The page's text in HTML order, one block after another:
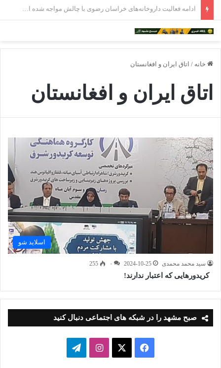
تعطیلی ۳۰۰ رستوران در مشهد؛ ۲ هزار نفر بیکار شدند
خانه / اتاق ایران و افغانستان
اتاق ایران و افغانستان
اسلاید شو
سید محمد محمدی 2024-10-25 ۰ 255
کریدورهایی که اعتبار ندارند!
صبح مشهد را در شبکه های اجتماعی دنبال کنید
فیسبوک ایکساینستاگرامتلگرام